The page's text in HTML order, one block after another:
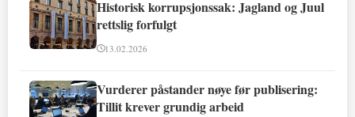
Historisk korrupsjonssak: Jagland og Juul
rettslig forfulgt
13.02.2026
Vurderer påstander nøye før publisering:
Tillit krever grundig arbeid